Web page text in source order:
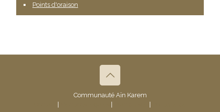
Points d'oraison
Communauté Aïn Karem